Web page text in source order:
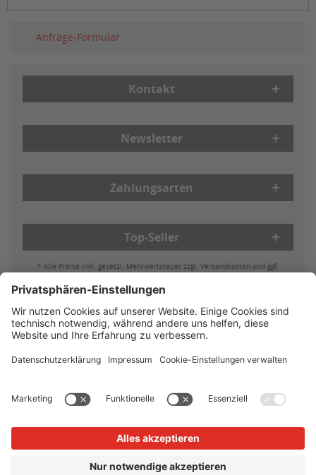
Anfrage-Formular
Kontakt
Newsletter
Zahlungsarten
Top-Seller
* Alle Preise inkl. gesetzl. Mehrwertsteuer zzgl. Versandkosten und ggf.
Batterieleistung & Entsorgung
Widerruf
Reklamationen
AGB
Datenschutz Impressum Vertrag widerrufen